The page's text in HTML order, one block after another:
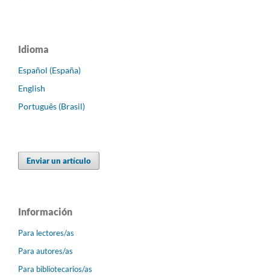
Idioma
Español (España)
English
Português (Brasil)
Enviar un artículo
Información
Para lectores/as
Para autores/as
Para bibliotecarios/as